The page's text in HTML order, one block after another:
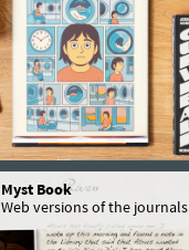
Myst Book
Web versions of the journals